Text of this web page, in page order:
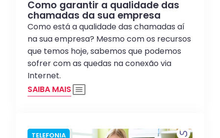
Como garantir a qualidade das
chamadas da sua empresa
Como está a qualidade das chamadas aí
na sua empresa? Mesmo com os recursos
que temos hoje, sabemos que podemos
sofrer com as quedas na conexão via
Internet.
SAIBA MAIS
TELEFONIA